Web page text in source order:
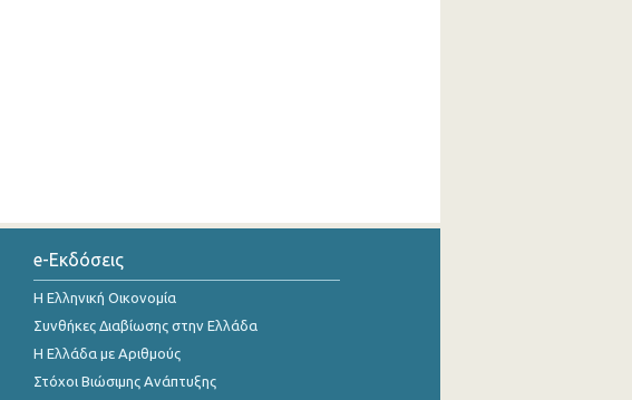
e-Εκδόσεις
Η Ελληνική Οικονομία
Συνθήκες Διαβίωσης στην Ελλάδα
Η Ελλάδα με Αριθμούς
Στόχοι Βιώσιμης Ανάπτυξης